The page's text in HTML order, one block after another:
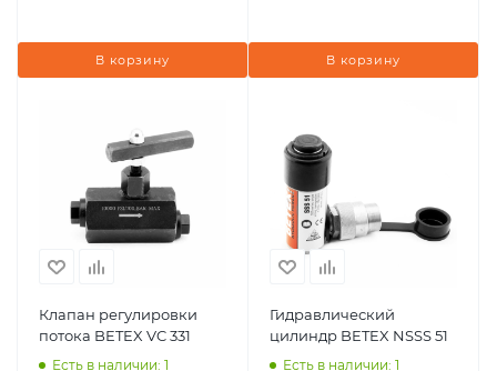
В корзину В корзину
Клапан регулировки
потока BETEX VC 331
Есть в наличии: 1
Гидравлический
цилиндр BETEX NSSS 51
Есть в наличии: 1